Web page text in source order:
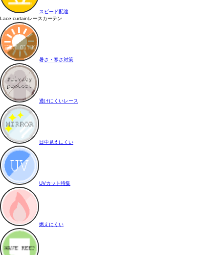
スピード配達
Lace curtainレースカーテン
暑さ・寒さ対策
透けにくいレース
日中見えにくい
UVカット特集
燃えにくい